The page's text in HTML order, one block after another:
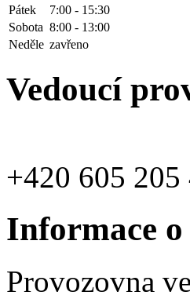
Pátek
7:00 - 15:30
Sobota 8:00 - 13:00
Neděle zavřeno
Vedoucí
+420 605 205
Informace
Provozovna